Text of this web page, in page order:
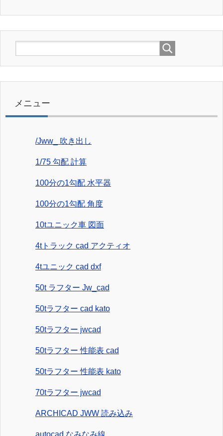
メニュー
/Jww_ 吹き出し
1/75 勾配 計算
100分の1勾配 水平器
100分の1勾配 角度
10tユニック車 図面
4tトラック cad アクティオ
4tユニック cad dxf
50t ラフター Jw_cad
50tラフター cad kato
50tラフター jwcad
50tラフター 性能表 cad
50tラフター 性能表 kato
70tラフター jwcad
ARCHICAD JWW 読み込み